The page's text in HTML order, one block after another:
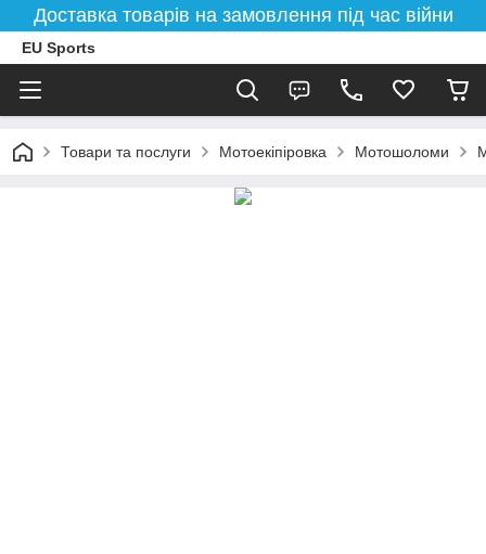
Доставка товарів на замовлення під час війни
EU Sports
Товари та послуги Мотоекіпіровка Мотошоломи